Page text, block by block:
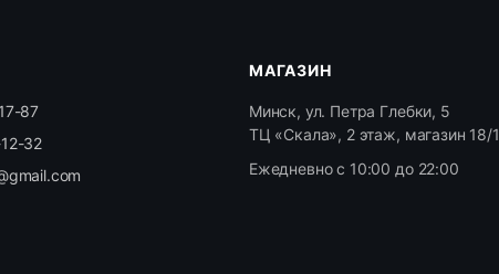
87
32
МАГАЗИН
Минск, ул. Петра Глебки, 5
ТЦ «Скала», 2 этаж, магазин 18/1
Ежедневно с 10:00 до 22:00